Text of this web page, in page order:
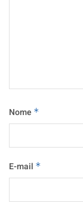
Nome *
E-mail *